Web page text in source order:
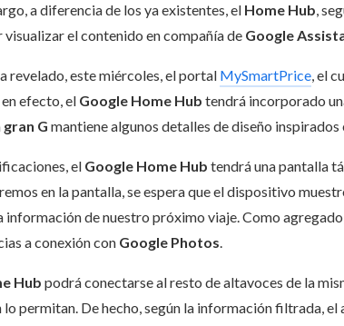
a diferencia de los ya existentes, el Home Hub,
el contenido en compañía de Google
revelado, este miércoles, el portal MySmartPrice, el
efecto, el Google Home Hub tendrá incorporado
gran G mantiene algunos detalles de diseño
el Google Home Hub tendrá una pantalla
en la pantalla, se espera que el dispositivo
información de nuestro próximo viaje. Como
a conexión con Google Photos.
Hub podrá conectarse al resto de altavoces de la
permitan. De hecho, según la información filtrada, el